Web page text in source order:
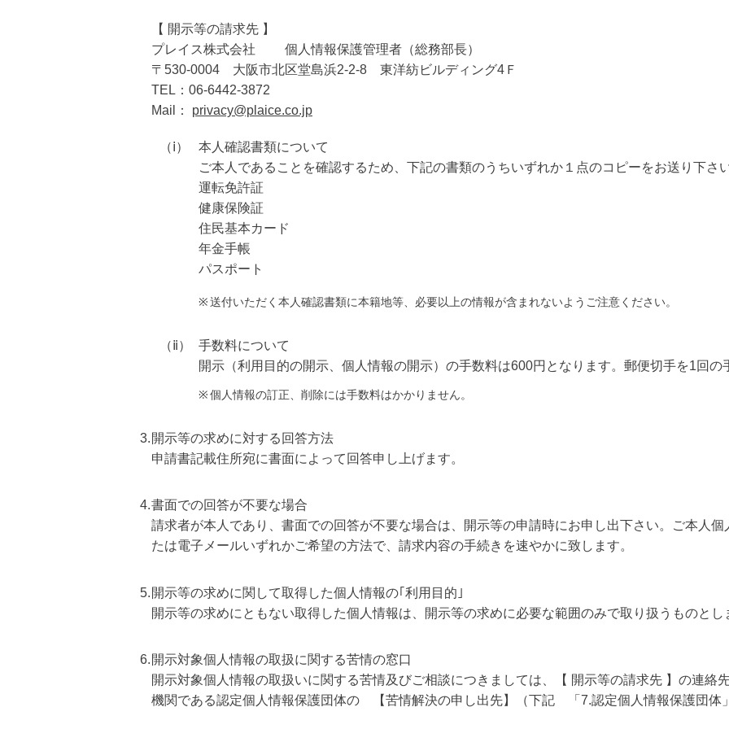
【 開示等の請求先 】
プレイス株式会社 個人情報保護管理者（総務部長）
〒530-0004 大阪市北区堂島浜2-2-8 東洋紡ビルディング4Ｆ
TEL：06-6442-3872
Mail： privacy@plaice.co.jp
（ⅰ）
本人確認書類について
ご本人であることを確認するため、下記の書類のうちいずれか１点のコピーをお送り下さ
運転免許証
健康保険証
住民基本カード
年金手帳
パスポート
※送付いただく本人確認書類に本籍地等、必要以上の情報が含まれないようご注意ください。
（ⅱ）
手数料について
開示（利用目的の開示、個人情報の開示）の手数料は600円となります。郵便切手を1回
※個人情報の訂正、削除には手数料はかかりません。
3. 開示等の求めに対する回答方法
申請書記載住所宛に書面によって回答申し上げます。
4.書面での回答が不要な場合
請求者が本人であり、書面での回答が不要な場合は、開示等の申請時にお申し出下さい。ご本人
たは電子メールいずれかご希望の方法で、請求内容の手続きを速やかに致します。
5. 開示等の求めに関して取得した個人情報の｢利用目的｣
開示等の求めにともない取得した個人情報は、開示等の求めに必要な範囲のみで取り扱うものとし
6. 開示対象個人情報の取扱に関する苦情の窓口
開示対象個人情報の取扱いに関する苦情及びご相談につきましては、【 開示等の請求先 】の連絡
機関である認定個人情報保護団体の 【苦情解決の申し出先】（下記 「7.認定個人情報保護団体